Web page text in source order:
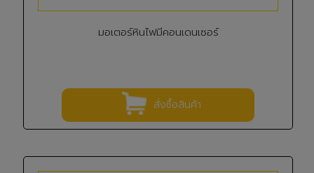
มอเตอร์หินไฟมีคอนเดนเซอร์
สั่งซื้อสินค้า